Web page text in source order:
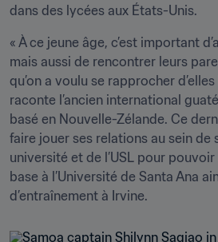
dans des lycées aux États-Unis.
« À ce jeune âge, c’est important
mais aussi de rencontrer leurs
qu’on a voulu se rapprocher
raconte l’ancien international
basé en Nouvelle-Zélande. Ce
faire jouer ses relations au sein de
université et de l’USL pour
base à l’Université de Santa Ana
d’entraînement à Irvine.